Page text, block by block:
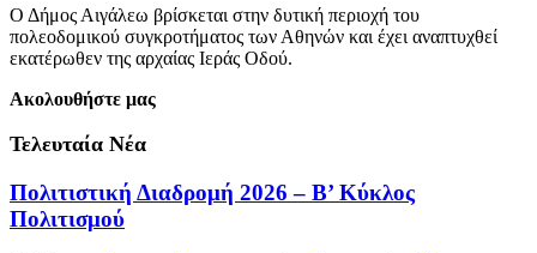
Ο Δήμος Αιγάλεω βρίσκεται στην δυτική περιοχή του
πολεοδομικού συγκροτήματος των Αθηνών και έχει αναπτυχθεί
εκατέρωθεν της αρχαίας Ιεράς Οδού.
Ακολουθήστε μας
Τελευταία Νέα
Πολιτιστική Διαδρομή 2026 – Β’ Κύκλος
Πολιτισμού